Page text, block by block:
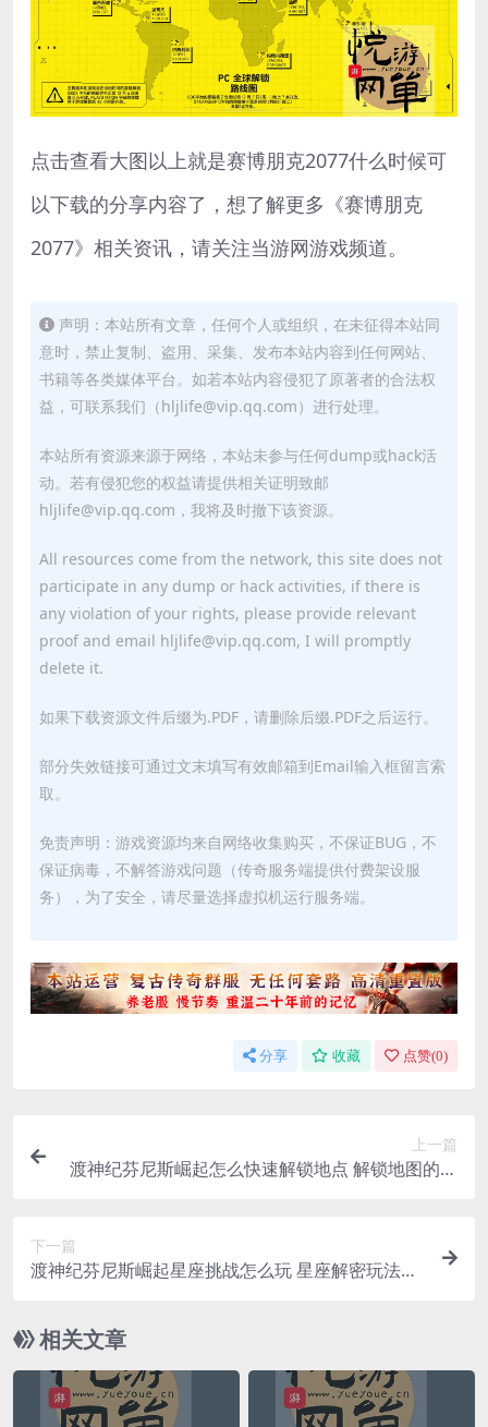
点击查看大图以上就是赛博朋克2077什么时候可
以下载的分享内容了，想了解更多《赛博朋克
2077》相关资讯，请关注当游网游戏频道。
声明：本站所有文章，任何个人或组织，在未征得本站同
意时，禁止复制、盗用、采集、发布本站内容到任何网站、
书籍等各类媒体平台。如若本站内容侵犯了原著者的合法权
益，可联系我们（hljlife@vip.qq.com）进行处理。
本站所有资源来源于网络，本站未参与任何dump或hack活
动。若有侵犯您的权益请提供相关证明致邮
hljlife@vip.qq.com，我将及时撤下该资源。
All resources come from the network, this site does not
participate in any dump or hack activities, if there is
any violation of your rights, please provide relevant
proof and email hljlife@vip.qq.com, I will promptly
delete it.
如果下载资源文件后缀为.PDF，请删除后缀.PDF之后运行。
部分失效链接可通过文末填写有效邮箱到Email输入框留言索
取。
免责声明：游戏资源均来自网络收集购买，不保证BUG，不
保证病毒，不解答游戏问题（传奇服务端提供付费架设服
务），为了安全，请尽量选择虚拟机运行服务端。
分享 收藏 点赞(0)
上一篇
渡神纪芬尼斯崛起怎么快速解锁地点 解锁地图的心
下一篇
渡神纪芬尼斯崛起星座挑战怎么玩 星座解密玩法攻
相关文章